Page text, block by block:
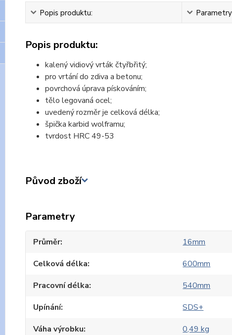
Popis produktu: Parametry
Popis produktu:
kalený vidiový vrták čtyřbřitý;
pro vrtání do zdiva a betonu;
povrchová úprava pískováním;
tělo legovaná ocel;
uvedený rozměr je celková délka;
špička karbid wolframu;
tvrdost HRC 49-53
Původ zboží
Parametry
Průměr
16mm
Celková délka
600mm
Pracovní délka
540mm
Upínání
SDS+
Váha výrobku
0,49 kg